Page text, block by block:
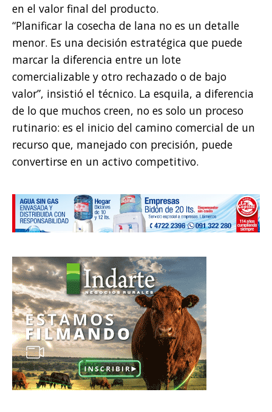
en el valor final del producto.
“Planificar la cosecha de lana no es un detalle
menor. Es una decisión estratégica que puede
marcar la diferencia entre un lote
comercializable y otro rechazado o de bajo
valor”, insistió el técnico. La esquila, a diferencia
de lo que muchos creen, no es solo un proceso
rutinario: es el inicio del camino comercial de un
recurso que, manejado con precisión, puede
convertirse en un activo competitivo.